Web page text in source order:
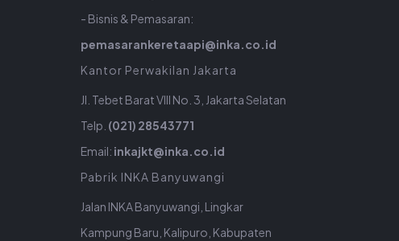
- Bisnis & Pemasaran:
pemasarankeretaapi@inka.co.id
Kantor Perwakilan Jakarta
Jl. Tebet Barat VIII No. 3, Jakarta Selatan
Telp. (021) 28543771
Email: inkajkt@inka.co.id
Pabrik INKA Banyuwangi
Jalan INKA Banyuwangi, Lingkar
Kampung Baru, Kalipuro, Kabupaten